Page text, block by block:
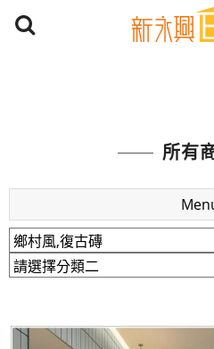
捷運： 中和線【頂溪站 2
原Line已滿 無法加
LINE
開車：中山路1段 到永平
捷運： 中和線【頂溪站 2
所有